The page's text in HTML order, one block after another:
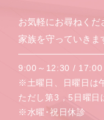
お気軽にお尋ねく
家族を守っていきま
9:00～12:30 / 17:00
※土曜日、日曜日は
ただし第3，5日曜日
※水曜･祝日休診